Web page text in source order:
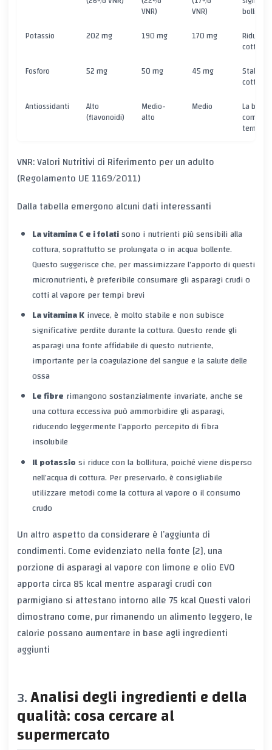
VNR) VNR)
bollitura
Potassio
202 mg 190 mg 170 mg
cottura
Fosforo
52 mg 50 mg 45 mg Stabile
cottura
Antiossidanti
Alto
(flavonoidi)
Medio-
alto
Medio La
VNR: Valori Nutritivi di Riferimento per un adulto
(Regolamento UE 1169/2011)
Dalla tabella emergono alcuni dati interessanti
La vitamina C e i folatisono i nutrienti più sensibili alla
cottura, soprattutto se prolungata o in acqua bollente.
Questo suggerisce che, per massimizzare l’apporto di questi
micronutrienti, è preferibile consumare gli asparagi crudi o
cotti al vapore per tempi brevi
La vitamina Kinvece, è molto stabile e non subisce
significative perdite durante la cottura. Questo rende gli
asparagi una fonte affidabile di questo nutriente,
importante per la coagulazione del sangue e la salute delle
ossa
Le fibre rimangono sostanzialmente invariate, anche se
una cottura eccessiva può ammorbidire gli asparagi,
riducendo leggermente l’apporto percepito di fibra
insolubile
Il potassiosi riduce con la bollitura, poiché viene disperso
nell’acqua di cottura. Per preservarlo, è consigliabile
utilizzare metodi come la cottura al vapore o il consumo
crudo
Un altro aspetto da considerare è l’aggiunta di
condimenti. Come evidenziato nella fonte [2], una
porzione di asparagi al vapore con limone e olio EVO
apporta circa 85 kcalmentre asparagi crudi con
parmigiano si attestano intorno alle75 kcalQuesti valori
dimostrano come, pur rimanendo un alimento leggero, le
calorie possano aumentare in base agli ingredienti
aggiunti
Analisi degli ingredienti e della
qualità: cosa cercare al
supermercato